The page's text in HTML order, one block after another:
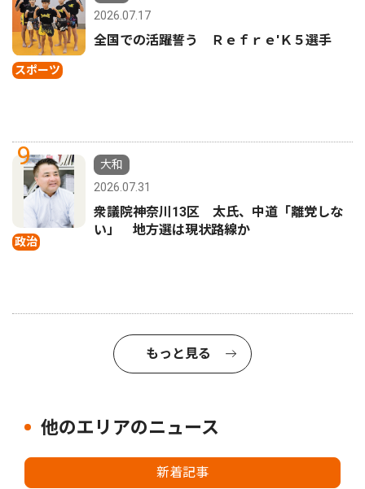
スポーツ
2026.07.17
全国での活躍誓う Ｒｅｆｒｅ'Ｋ５選手
9
政治
大和
2026.07.31
衆議院神奈川13区 太氏、中道「離党しな
い」 地方選は現状路線か
もっと見る
他のエリアのニュース
新着記事